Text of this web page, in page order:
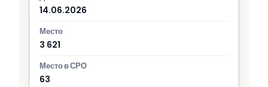
14.06.2026
3 621
63